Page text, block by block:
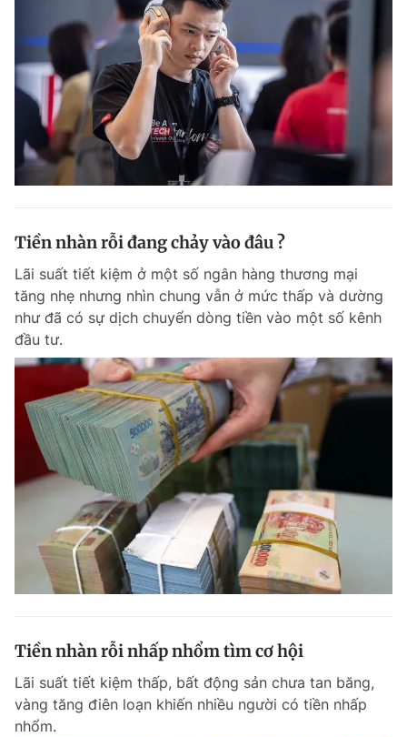
Tiền nhàn rỗi đang chảy vào đâu ?
Lãi suất tiết kiệm ở một số ngân hàng thương mại
tăng nhẹ nhưng nhìn chung vẫn ở mức thấp và dường
như đã có sự dịch chuyển dòng tiền vào một số kênh
đầu tư.
Tiền nhàn rỗi nhấp nhổm tìm cơ hội
Lãi suất tiết kiệm thấp, bất động sản chưa tan băng,
vàng tăng điên loạn khiến nhiều người có tiền nhấp
nhổm.